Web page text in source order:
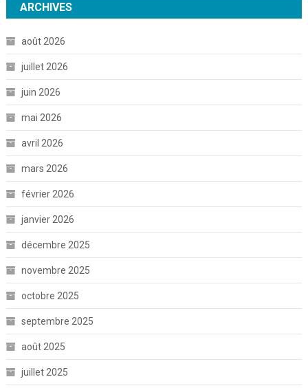
ARCHIVES
août 2026
juillet 2026
juin 2026
mai 2026
avril 2026
mars 2026
février 2026
janvier 2026
décembre 2025
novembre 2025
octobre 2025
septembre 2025
août 2025
juillet 2025